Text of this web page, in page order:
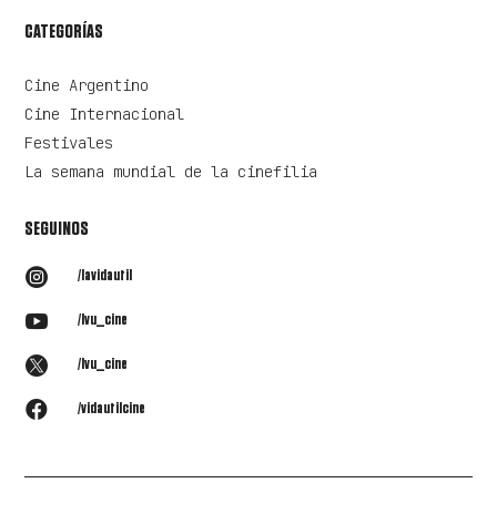
CATEGORÍAS
Cine Argentino
Cine Internacional
Festivales
La semana mundial de la cinefilia
SEGUINOS
 /lavidautil
 /lvu_cine
 /lvu_cine
 /vidautilcine